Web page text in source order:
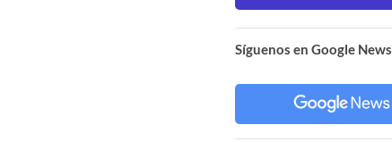
Síguenos en Google